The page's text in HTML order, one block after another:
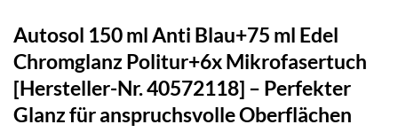
Autosol 150 ml Anti Blau+75 ml Edel
Chromglanz Politur+6x Mikrofasertuch
[Hersteller-Nr. 40572118] – Perfekter
Glanz für anspruchsvolle Oberflächen